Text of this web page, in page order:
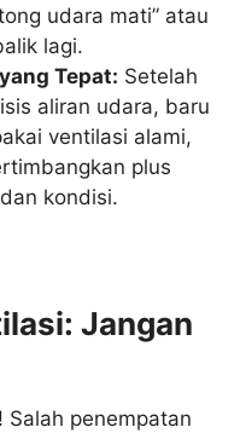
udara mati” atau
lagi.
Tepat: Setelah
aliran udara, baru
ventilasi alami,
plus
kondisi.
Jangan
Salah penempatan